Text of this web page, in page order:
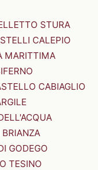
STURA
CALEPIO
MARITTIMA
CABIAGLIO
GODEGO
TESINO